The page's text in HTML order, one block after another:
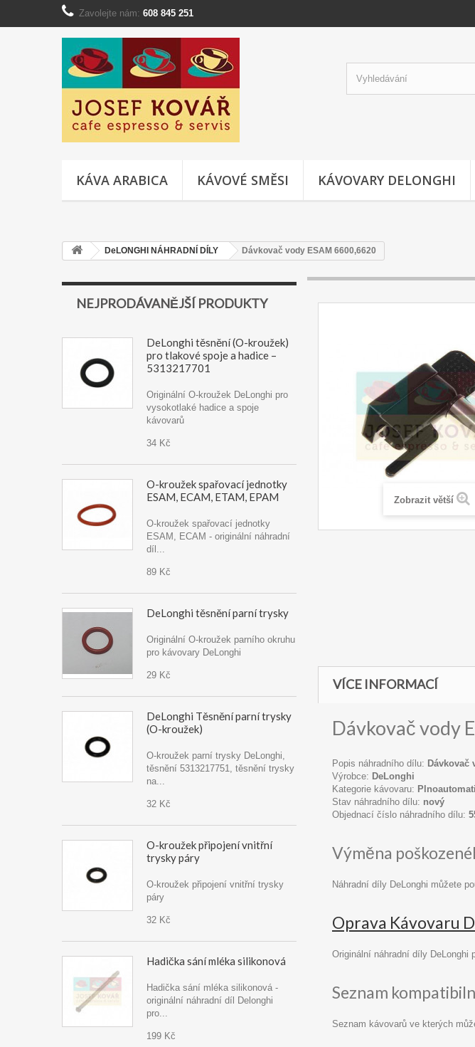
Zavolejte nám: 608 845 251
KÁVA ARABICA KÁVOVÉ SMĚSI KÁVOVARY DELONGHI
DeLONGHI NÁHRADNÍ DÍLY Dávkovač vody ESAM 6600,6620
NEJPRODÁVANĚJŠÍ PRODUKTY
DeLonghi těsnění (O-kroužek)
pro tlakové spoje a hadice –
5313217701
Originální O-kroužek DeLonghi pro
vysokotlaké hadice a spoje
kávovarů
34 Kč
O-kroužek spařovací jednotky
ESAM, ECAM, ETAM, EPAM
O-kroužek spařovací jednotky
ESAM, ECAM - originální náhradní
díl...
89 Kč
DeLonghi těsnění parní trysky
Originální O-kroužek parního okruhu
pro kávovary DeLonghi
29 Kč
DeLonghi Těsnění parní trysky
(O-kroužek)
O-kroužek parní trysky DeLonghi,
těsnění 5313217751, těsnění trysky
na...
32 Kč
O-kroužek připojení vnitřní
trysky páry
O-kroužek připojení vnitřní trysky
páry
32 Kč
Hadička sání mléka silikonová
Hadička sání mléka silikonová -
originální náhradní díl Delonghi
pro...
199 Kč
Zobrazit větší
VÍCE INFORMACÍ
Dávkovač vody
Popis náhradního dílu: Dávkovač
Výrobce: DeLonghi
Kategorie kávovaru:
Stav náhradního dílu: nový
Objednací číslo náhradního dílu:
Výměna
Náhradní díly DeLonghi můžete
Oprava Kávovaru
Originální náhradní díly DeLonghi
Seznam
Seznam kávovarů ve kterých